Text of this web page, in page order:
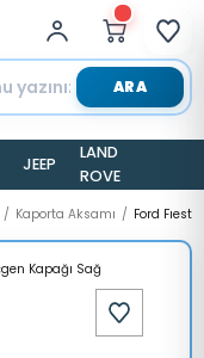
ARA
JEEP
LAND
ROVER
Kaporta Aksamı Ford